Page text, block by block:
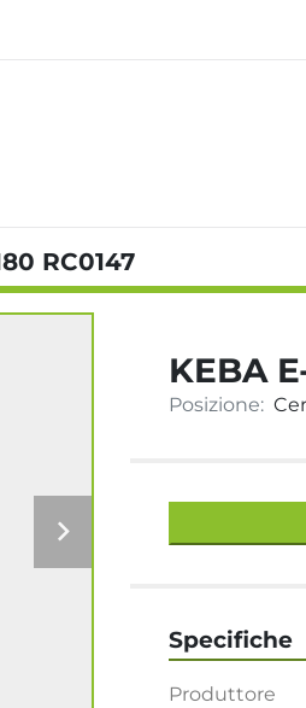
RC0147
KEBA
Posizione:
Specifiche
Produttore